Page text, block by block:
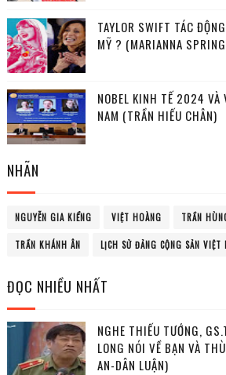
TAYLOR SWIFT TÁC
MỸ ? (MARIANNA
NOBEL KINH TẾ 2024 VÀ
NAM (TRẦN HIẾU CHÂN)
NHÃN
NGUYỄN GIA KIỂNG VIỆT HOÀNG TRẦN
TRẦN KHÁNH ÂN LỊCH SỬ ĐẢNG CỘNG SẢN VIỆT
ĐỌC NHIỀU NHẤT
NGHE THIẾU TƯỚNG,
LONG NÓI VỀ BẠN VÀ
AN-DÂN LUẬN)